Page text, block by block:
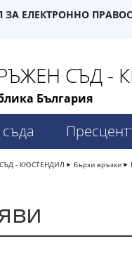
ЗА ЕЛЕКТРОННО
СЪД -
България
- КЮСТЕНДИЛ Бързи връзки